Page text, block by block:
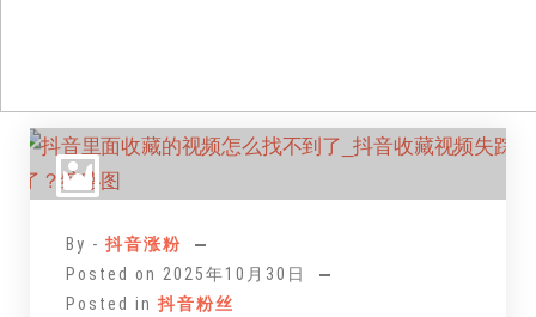
By - 抖音涨粉
Posted on 2025年10月30日
Posted in 抖音粉丝